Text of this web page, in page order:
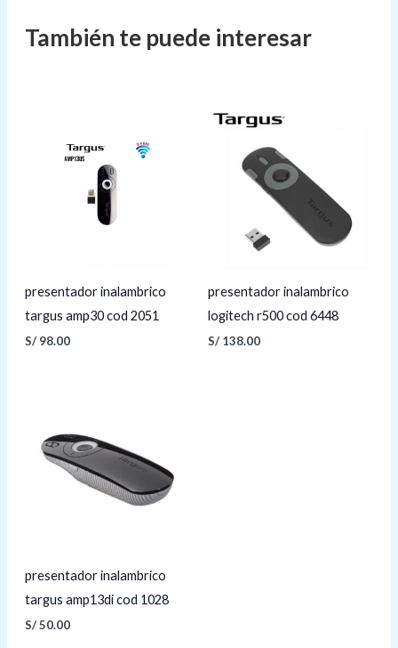
presentador inalambrico
targus amp30 cod 2051
S/98.00
presentador inalambrico
logitech r500 cod 6448
S/ 138.00
presentador inalambrico
targus amp13di cod 1028
S/50.00